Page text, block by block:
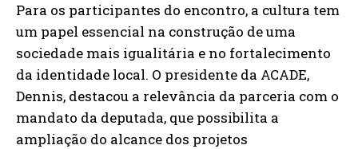
Para os participantes do encontro, a cultura tem
um papel essencial na construção de uma
sociedade mais igualitária e no fortalecimento
da identidade local. O presidente da ACADE,
Dennis, destacou a relevância da parceria com o
mandato da deputada, que possibilita a
ampliação do alcance dos projetos